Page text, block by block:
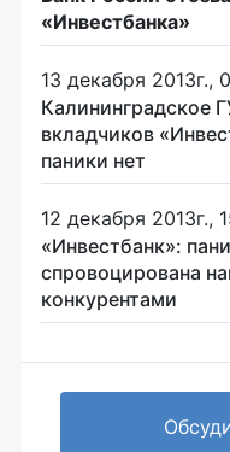
«Инвестбанка»
13 декабря 2013г.,
Калининградское
вкладчиков
паники нет
12 декабря 2013г.,
«Инвестбанк»:
спровоцирована
конкурентами